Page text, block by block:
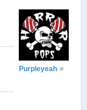
Purpleyeah